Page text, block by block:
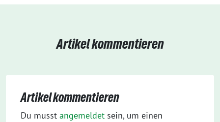
Artikel kommentieren
Artikel kommentieren
Du musst angemeldet sein, um einen